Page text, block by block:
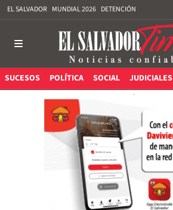
EL SALVADOR MUNDIAL 2026 DETENCIÓN
SUCESOS POLÍTICA SOCIAL JUDICIALES